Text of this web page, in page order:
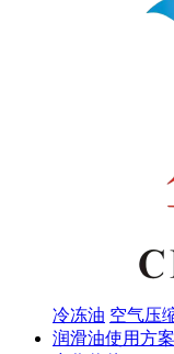
冷冻油 空气压
润滑油使用方案